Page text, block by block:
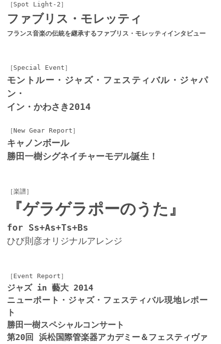
［Spot Light-2］
ファブリス・モレッティ
フランス音楽の伝統を継承するファブリス・モレッティインタビュー
［Special Event］
モントルー・ジャズ・フェスティバル・ジャパ
ン・
イン・かわさき2014
［New Gear Report］
キャノンボール
勝田一樹シグネイチャーモデル誕生！
［楽譜］
『ゲラゲラポーのうた』
for Ss+As+Ts+Bs
ひび則彦オリジナルアレンジ
［Event Report］
ジャズ in 藝大 2014
ニューポート・ジャズ・フェスティバル現地レポー
ト
勝田一樹スペシャルコンサート
第20回 浜松国際管楽器アカデミー＆フェスティヴァ